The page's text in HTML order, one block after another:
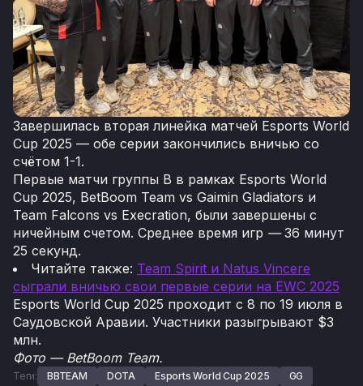
Завершилась вторая линейка матчей Esports World
Cup 2025 — обе серии закончились вничью со
счётом 1-1.
Первые матчи группы B в рамках Esports World
Cup 2025, BetBoom Team vs Gaimin Gladiators и
Team Falcons vs Execration, были завершены с
ничейным счетом. Среднее время игр —36 минут
25 секунд.
Читайте также: Team Spirit и Natus Vincere
сыграли вничью свои первые серии на EWC 2025
Esports World Cup 2025 проходит с 8 по 19 июля в
Саудовской Аравии. Участники разыгрывают $3
млн.
Фото — BetBoom Team.
Теги: BBTEAM DOTA Esports World Cup 2025
GG